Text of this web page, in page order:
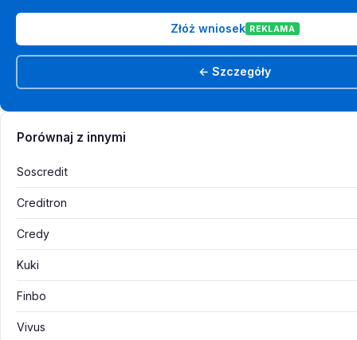
Złóż wniosek REKLAMA
← Szczegóły
Porównaj z innymi
Soscredit
Creditron
Credy
Kuki
Finbo
Vivus